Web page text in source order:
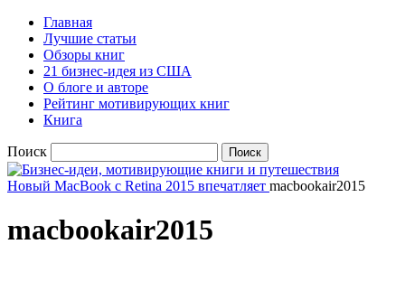
Главная
Лучшие статьи
Обзоры книг
21 бизнес-идея из США
О блоге и авторе
Рейтинг мотивирующих книг
Книга
Поиск
Новый MacBook с Retina 2015 впечатляет macbookair2015
macbookair2015